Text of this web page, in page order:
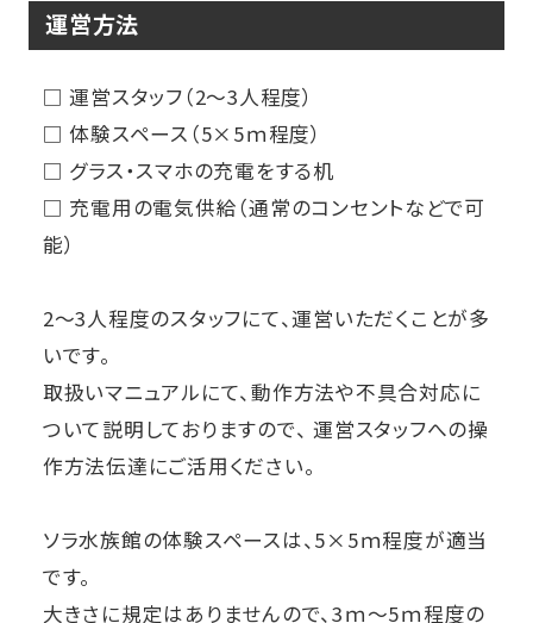
運営方法
□ 運営スタッフ（2～3人程度）
□ 体験スペース（5×5ｍ程度）
□ グラス・スマホの充電をする机
□ 充電用の電気供給（通常のコンセントなどで可
能）
2～3人程度のスタッフにて、運営いただくことが多
いです。
取扱いマニュアルにて、動作方法や不具合対応に
ついて説明しておりますので、 運営スタッフへの操
作方法伝達にご活用ください。
ソラ水族館の体験スペースは、5×5ｍ程度が適当
です。
大きさに規定はありませんので、3ｍ～5ｍ程度の